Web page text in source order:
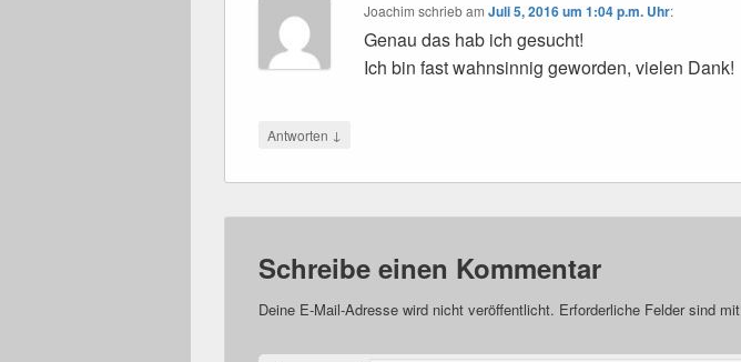
Joachim schriebamJuli 5, 2016 um 1:04 p.m. Uhr:
Genau das hab ich gesucht!
Ich bin fast wahnsinnig geworden, vielen Dank!
Antworten ↓
Schreibe einen Kommentar
Deine E-Mail-Adresse wird nicht veröffentlicht. Erforderliche Felder sind mit